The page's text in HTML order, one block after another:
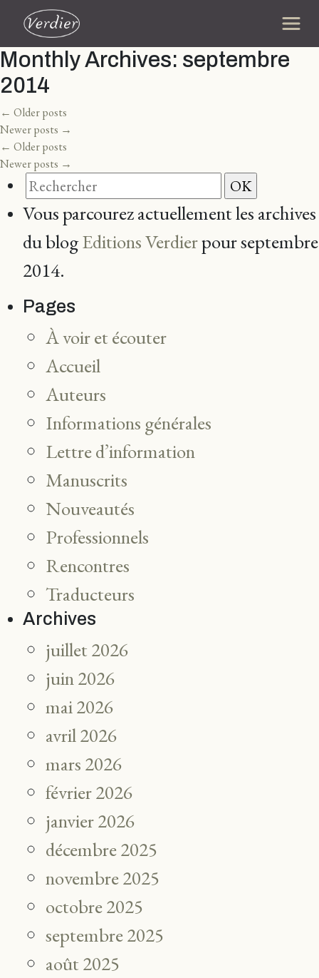
Monthly Archives: septembre
2014
← Older posts
Newer posts →
← Older posts
Newer posts →
Vous parcourez actuellement les archives
du blogEditions Verdierpour septembre
2014.
Pages
À voir et écouter
Accueil
Auteurs
Informations générales
Lettre d’information
Manuscrits
Nouveautés
Professionnels
Rencontres
Traducteurs
Archives
juillet 2026
juin 2026
mai 2026
avril 2026
mars 2026
février 2026
janvier 2026
décembre 2025
novembre 2025
octobre 2025
septembre 2025
août 2025